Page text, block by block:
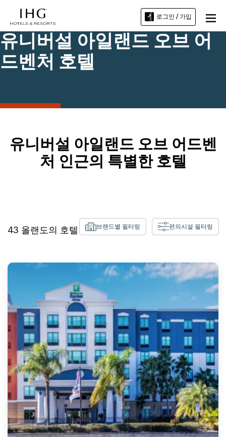
로그인 / 가입
유니버설 아일랜드 오브 어
드벤처 호텔
유니버설 아일랜드 오브 어드벤
처 인근의 특별한 호텔
43 올랜도 의 호텔 브랜드별 필터링 편의시설 필터링